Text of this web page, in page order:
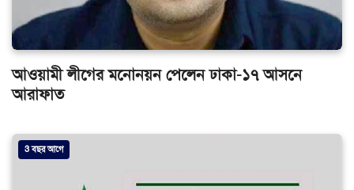
আওয়ামী লীগের মনোনয়ন পেলেন ঢাকা-১৭ আসনে
আরাফাত
3 বছর আগে